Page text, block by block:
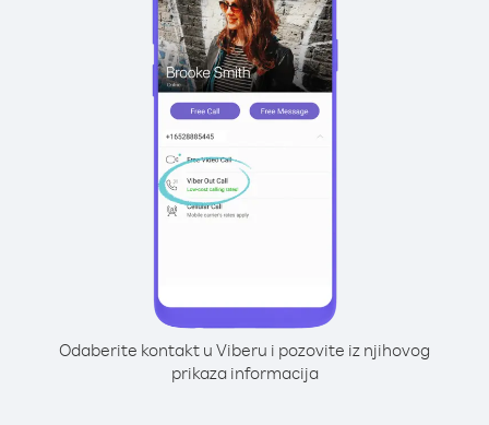
Odaberite kontakt u Viberu i pozovite iz njihovog
prikaza informacija